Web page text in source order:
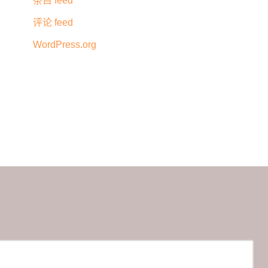
评论 feed
WordPress.org